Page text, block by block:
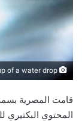
Close-up of a water drop
قامت المصرية
المحتوي البكتيري